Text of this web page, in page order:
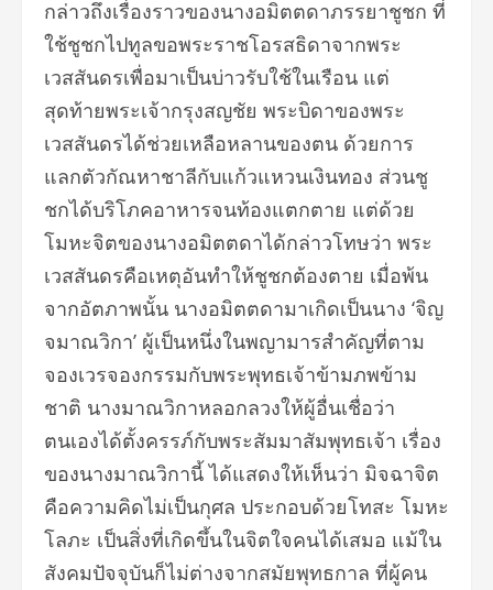
กล่าวถึงเรื่องราวของนางอมิตตดาภรรยาชูชก ที่
ใช้ชูชกไปทูลขอพระราชโอรสธิดาจากพระ
เวสสันดรเพื่อมาเป็นบ่าวรับใช้ในเรือน แต่
สุดท้ายพระเจ้ากรุงสญชัย พระบิดาของพระ
เวสสันดรได้ช่วยเหลือหลานของตน ด้วยการ
แลกตัวกัณหาชาลีกับแก้วแหวนเงินทอง ส่วนชู
ชกได้บริโภคอาหารจนท้องแตกตาย แต่ด้วย
โมหะจิตของนางอมิตตดาได้กล่าวโทษว่า พระ
เวสสันดรคือเหตุอันทำให้ชูชกต้องตาย เมื่อพ้น
จากอัตภาพนั้น นางอมิตตดามาเกิดเป็นนาง ‘จิญ
จมาณวิกา’ ผู้เป็นหนึ่งในพญามารสำคัญที่ตาม
จองเวรจองกรรมกับพระพุทธเจ้าข้ามภพข้าม
ชาติ นางมาณวิกาหลอกลวงให้ผู้อื่นเชื่อว่า
ตนเองได้ตั้งครรภ์กับพระสัมมาสัมพุทธเจ้า เรื่อง
ของนางมาณวิกานี้ ได้แสดงให้เห็นว่า มิจฉาจิต
คือความคิดไม่เป็นกุศล ประกอบด้วยโทสะ โมหะ
โลภะ เป็นสิ่งที่เกิดขึ้นในจิตใจคนได้เสมอ แม้ใน
สังคมปัจจุบันก็ไม่ต่างจากสมัยพุทธกาล ที่ผู้คน